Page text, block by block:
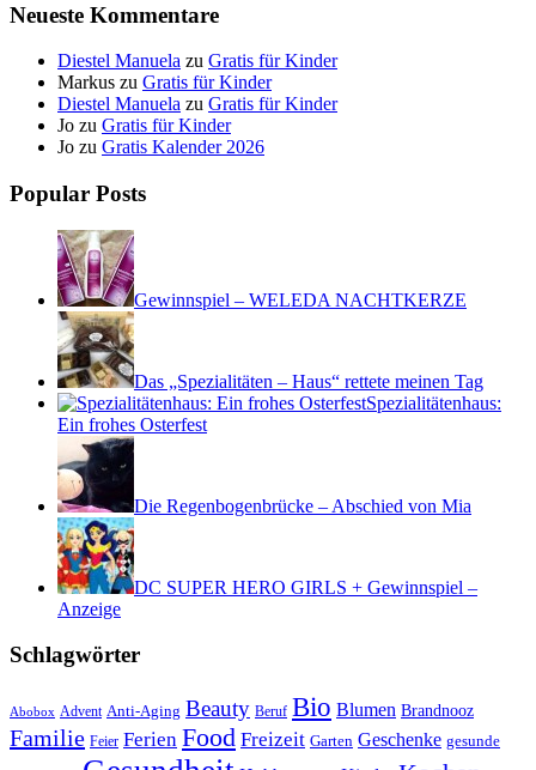
Neueste Kommentare
Diestel Manuela zu Gratis für Kinder
Markus zu Gratis für Kinder
Diestel Manuela zu Gratis für Kinder
Jo zu Gratis für Kinder
Jo zu Gratis Kalender 2026
Popular Posts
Gewinnspiel – WELEDA NACHTKERZE
Das „Spezialitäten – Haus“ rettete meinen Tag
Spezialitätenhaus:
Ein frohes Osterfest
Die Regenbogenbrücke – Abschied von Mia
DC SUPER HERO GIRLS + Gewinnspiel –
Anzeige
Schlagwörter
Abobox Advent Anti-Aging Beauty Beruf Bio Blumen Brandnooz
Familie Feier Ferien Food Freizeit Garten Geschenke gesunde